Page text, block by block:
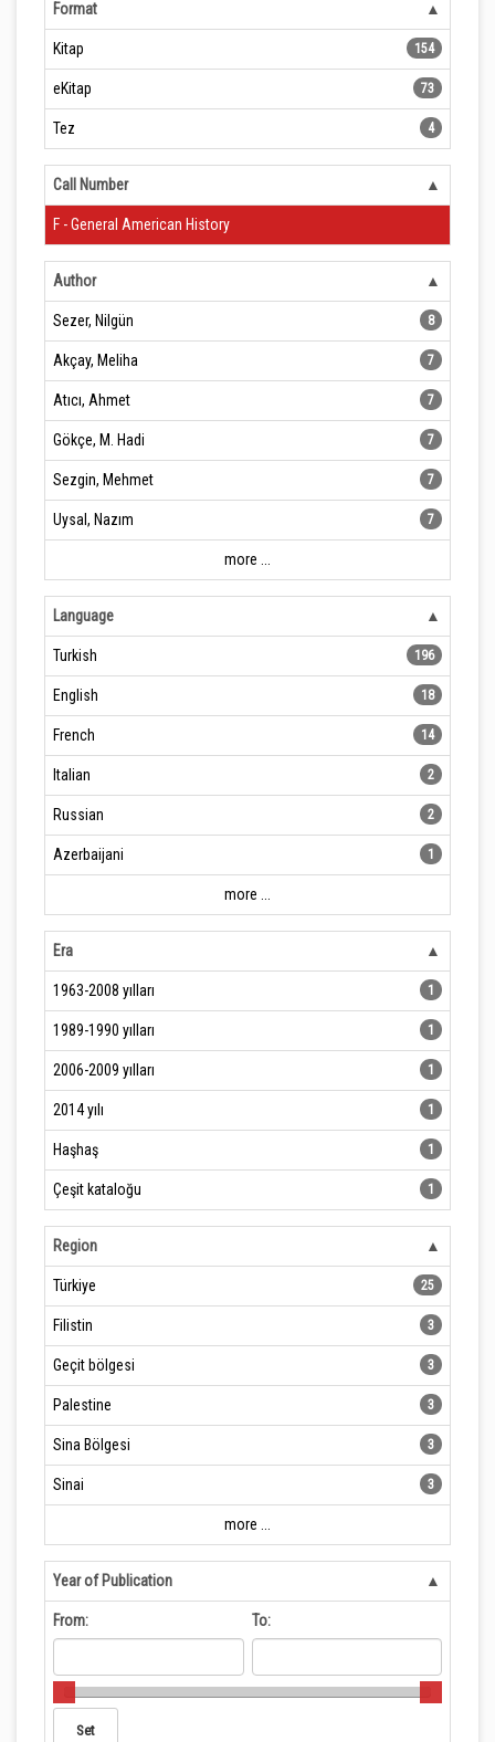
Format
Kitap 154
eKitap 73
Tez 4
Call Number
F - General American History
Author
Sezer, Nilgün 8
Akçay, Meliha 7
Atıcı, Ahmet 7
Gökçe, M. Hadi 7
Sezgin, Mehmet 7
Uysal, Nazım 7
more ...
Language
Turkish 196
English 18
French 14
Italian 2
Russian 2
Azerbaijani 1
more ...
Era
1963-2008 yılları 1
1989-1990 yılları 1
2006-2009 yılları 1
2014 yılı 1
Haşhaş 1
Çeşit kataloğu 1
Region
Türkiye 25
Filistin 3
Geçit bölgesi 3
Palestine 3
Sina Bölgesi 3
Sinai 3
more ...
Year of Publication
From: To: